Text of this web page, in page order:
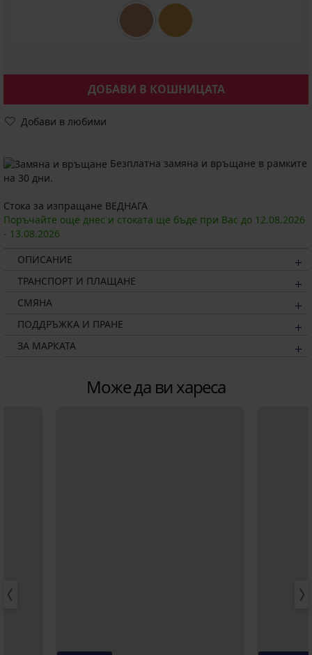
ДОБАВИ В КОШНИЦАТА
Добави в любими
Безплатна замяна и връщане в рамките
на 30 дни.
Стока за изпращане ВЕДНАГА
Поръчайте още днес и стоката ще бъде при Вас до 12.08.2026
- 13.08.2026
ОПИСАНИЕ
ТРАНСПОРТ И ПЛАЩАНЕ
СМЯНА
ПОДДРЪЖКА И ПРАНЕ
ЗА МАРКАТА
Може да ви хареса